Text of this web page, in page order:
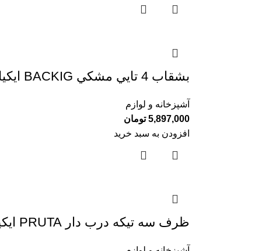
بشقاب 4 تايي مشكي BACKIG ايكيا
آشپزخانه و لوازم
5,897,000 تومان
افزودن به سبد خرید
ظرف سه تيكه درب دار PRUTA ايكيا